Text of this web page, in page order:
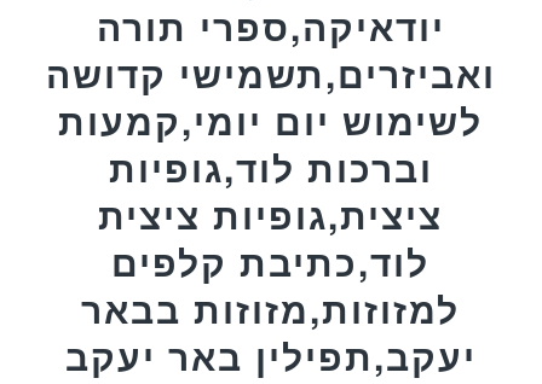
יודאיקה,ספרי תורה
ואביזרים,תשמישי קדושה
לשימוש יום יומי,קמעות
וברכות לוד,גופיות
ציצית,גופיות ציצית
לוד,כתיבת קלפים
למזוזות,מזוזות בבאר
יעקב,תפילין באר יעקב